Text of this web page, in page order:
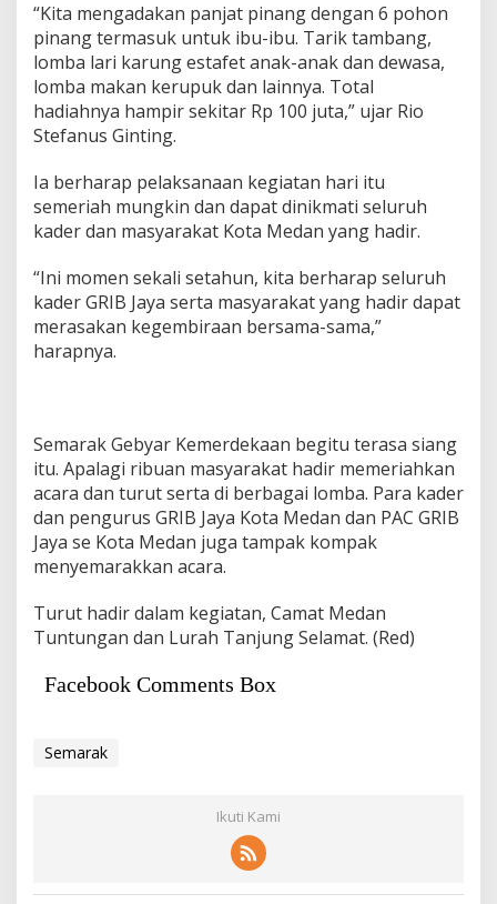
“Kita mengadakan panjat pinang dengan 6 pohon
pinang termasuk untuk ibu-ibu. Tarik tambang,
lomba lari karung estafet anak-anak dan dewasa,
lomba makan kerupuk dan lainnya. Total
hadiahnya hampir sekitar Rp 100 juta,” ujar Rio
Stefanus Ginting.
Ia berharap pelaksanaan kegiatan hari itu
semeriah mungkin dan dapat dinikmati seluruh
kader dan masyarakat Kota Medan yang hadir.
“Ini momen sekali setahun, kita berharap seluruh
kader GRIB Jaya serta masyarakat yang hadir dapat
merasakan kegembiraan bersama-sama,”
harapnya.
Semarak Gebyar Kemerdekaan begitu terasa siang
itu. Apalagi ribuan masyarakat hadir memeriahkan
acara dan turut serta di berbagai lomba. Para kader
dan pengurus GRIB Jaya Kota Medan dan PAC GRIB
Jaya se Kota Medan juga tampak kompak
menyemarakkan acara.
Turut hadir dalam kegiatan, Camat Medan
Tuntungan dan Lurah Tanjung Selamat. (Red)
Facebook Comments Box
Semarak
Ikuti Kami